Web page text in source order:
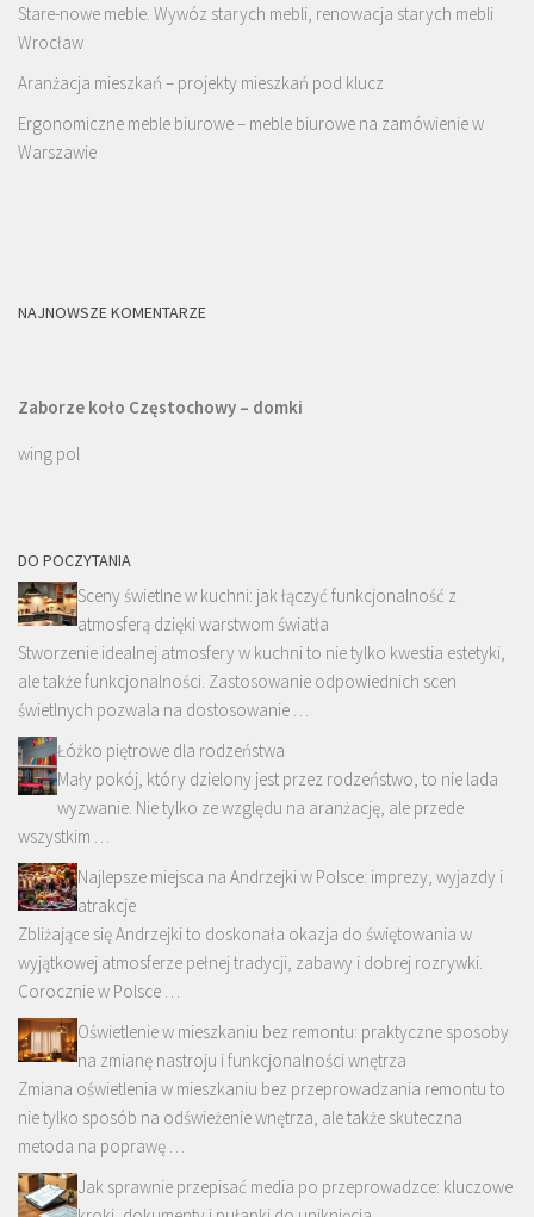
Stare-nowe meble. Wywóz starych mebli, renowacja starych mebli
Wrocław
Aranżacja mieszkań – projekty mieszkań pod klucz
Ergonomiczne meble biurowe – meble biurowe na zamówienie w
Warszawie
NAJNOWSZE KOMENTARZE
Zaborze koło Częstochowy – domki
wing pol
DO POCZYTANIA
Sceny świetlne w kuchni: jak łączyć funkcjonalność z
atmosferą dzięki warstwom światła
Stworzenie idealnej atmosfery w kuchni to nie tylko kwestia estetyki,
ale także funkcjonalności. Zastosowanie odpowiednich scen
świetlnych pozwala na dostosowanie …
Łóżko piętrowe dla rodzeństwa
Mały pokój, który dzielony jest przez rodzeństwo, to nie lada
wyzwanie. Nie tylko ze względu na aranżację, ale przede
wszystkim …
Najlepsze miejsca na Andrzejki w Polsce: imprezy, wyjazdy i
atrakcje
Zbliżające się Andrzejki to doskonała okazja do świętowania w
wyjątkowej atmosferze pełnej tradycji, zabawy i dobrej rozrywki.
Corocznie w Polsce …
Oświetlenie w mieszkaniu bez remontu: praktyczne sposoby
na zmianę nastroju i funkcjonalności wnętrza
Zmiana oświetlenia w mieszkaniu bez przeprowadzania remontu to
nie tylko sposób na odświeżenie wnętrza, ale także skuteczna
metoda na poprawę …
Jak sprawnie przepisać media po przeprowadzce: kluczowe